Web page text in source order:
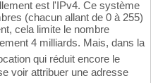
est l'IPv4. Ce système
(chacun allant de 0 à 255)
cela limite le nombre
4 milliards. Mais, dans la
qui réduit encore le
voir attribuer une adresse